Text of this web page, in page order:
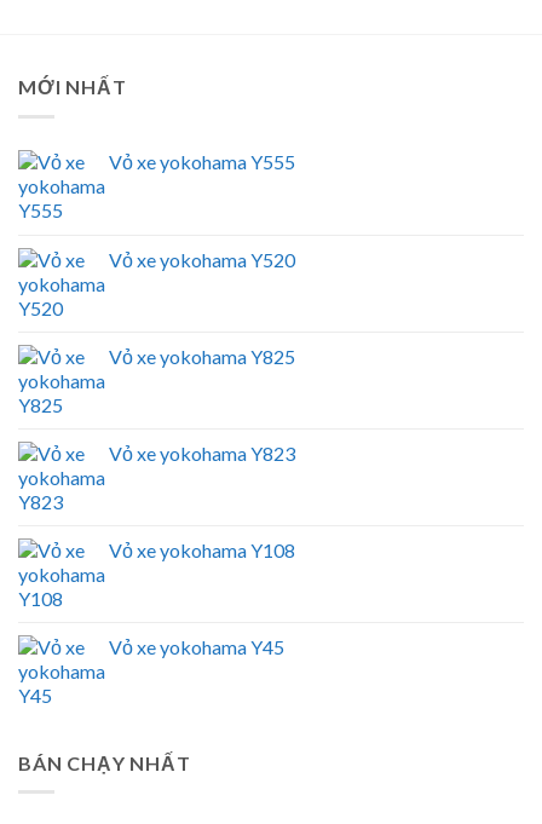
MỚI NHẤT
Vỏ xe yokohama Y555
Vỏ xe yokohama Y520
Vỏ xe yokohama Y825
Vỏ xe yokohama Y823
Vỏ xe yokohama Y108
Vỏ xe yokohama Y45
BÁN CHẠY NHẤT